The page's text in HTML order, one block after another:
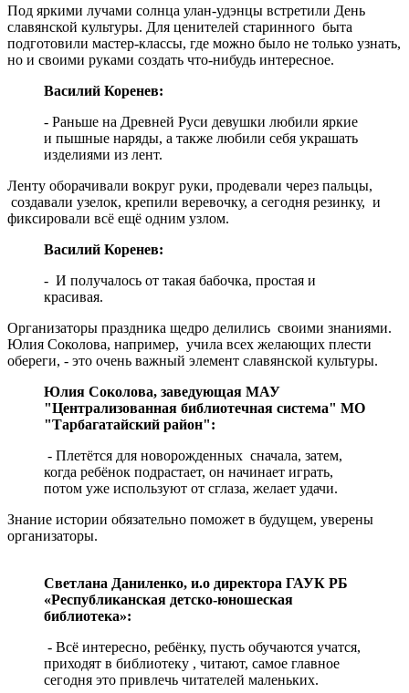
Под яркими лучами солнца улан-удэнцы встретили День
славянской культуры. Для ценителей старинного быта
подготовили мастер-классы, где можно было не только узнать,
но и своими руками создать что-нибудь интересное.
Василий Коренев:
- Раньше на Древней Руси девушки любили яркие
и пышные наряды, а также любили себя украшать
изделиями из лент.
Ленту оборачивали вокруг руки, продевали через пальцы,
создавали узелок, крепили веревочку, а сегодня резинку, и
фиксировали всё ещё одним узлом.
Василий Коренев:
- И получалось от такая бабочка, простая и
красивая.
Организаторы праздника щедро делились своими знаниями.
Юлия Соколова, например, учила всех желающих плести
обереги, - это очень важный элемент славянской культуры.
Юлия Соколова, заведующая МАУ
"Централизованная библиотечная система" МО
"Тарбагатайский район":
- Плетётся для новорожденных сначала, затем,
когда ребёнок подрастает, он начинает играть,
потом уже используют от сглаза, желает удачи.
Знание истории обязательно поможет в будущем, уверены
организаторы.
Светлана Даниленко, и.о директора ГАУК РБ
«Республиканская детско-юношеская
библиотека»:
- Всё интересно, ребёнку, пусть обучаются учатся,
приходят в библиотеку , читают, самое главное
сегодня это привлечь читателей маленьких.